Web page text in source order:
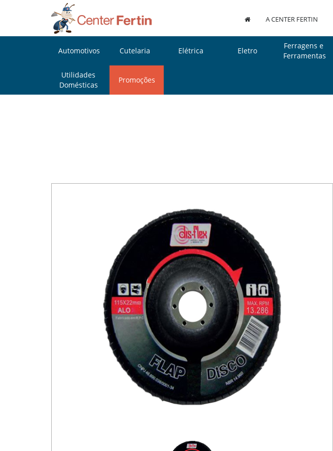
A CENTER FERTIN
Automotivos Cutelaria Elétrica Eletro
Ferragens e
Ferramentas
Utilidades
Domésticas
Promoções